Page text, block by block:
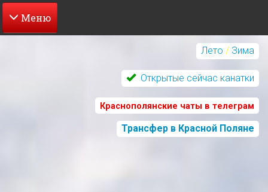
Перейти
Лето / Зима
Открытые сейчас канатки
Краснополянские чаты в телеграм
Трансфер в Красной Поляне